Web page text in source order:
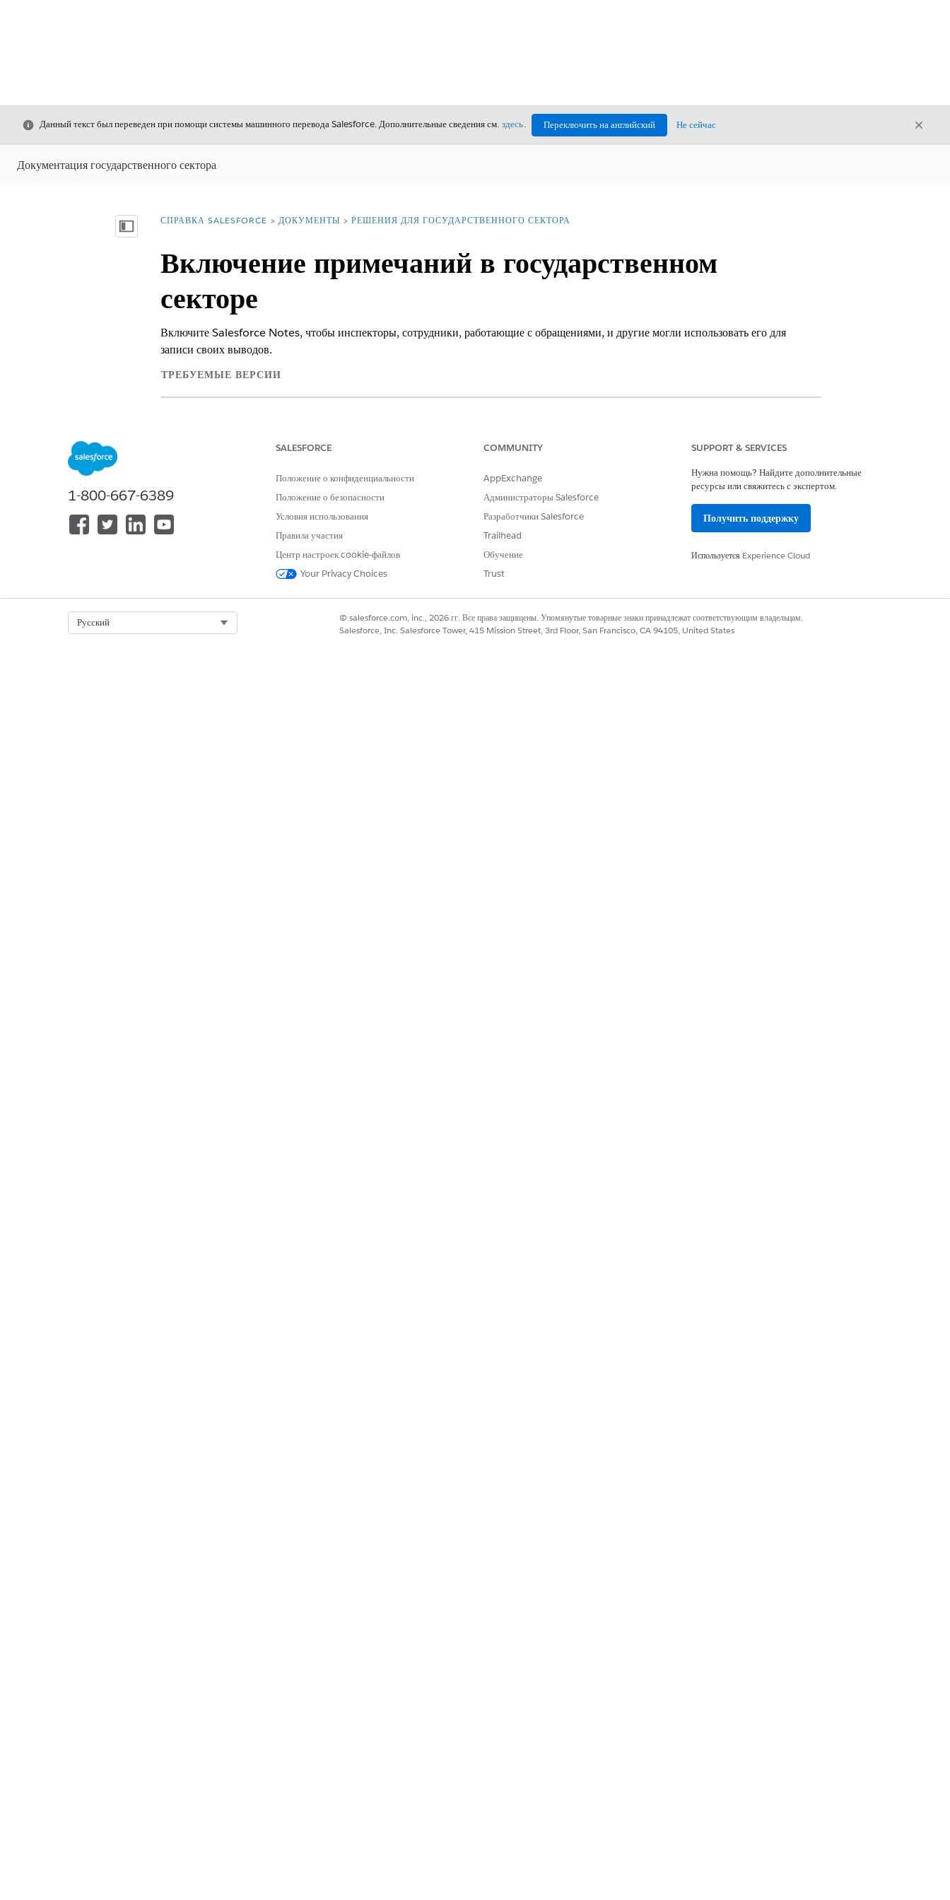
Закрыть
Данный текст был переведен при помощи системы машинного перевода Salesforce. Дополнительные сведения см. здесь. Переключить на английский Не сейчас
Документация государственного сектора
Показать содержание
Вы находитесь здесь:
СПРАВКА SALESFORCE ДОКУМЕНТЫ РЕШЕНИЯ ДЛЯ ГОСУДАРСТВЕННОГО СЕКТОРА
Включение примечаний в государственном
секторе
Включите Salesforce Notes, чтобы инспекторы, сотрудники, работающие с обращениями, и другие могли использовать его для
записи своих выводов.
ТРЕБУЕМЫЕ ВЕРСИИ
НЕОБХОДИМЫЕ ПОЛНОМОЧИЯ ПОЛЬЗОВАТЕЛЯ
Просмотр настройки и конфигурации И настройка приложения
Примечания»в поле «Быстрый поиск» меню «Настройка» и выберите пункт «Параметры примечаний
Включить примечания
Оставьте свой отзыв, чтобы мы могли стать лучше!
1-800-667-6389
SALESFORCE
Положение о конфиденциальности
Положение о безопасности
Условия использования
Правила участия
Центр настроек cookie-файлов
Your Privacy Choices
COMMUNITY
AppExchange
Администраторы Salesforce
Разработчики Salesforce
Trailhead
Обучение
Trust
SUPPORT & SERVICES
Нужна помощь? Найдите дополнительные
ресурсы или свяжитесь с экспертом.
Получить поддержку
Используется Experience Cloud
Русский
© salesforce.com, inc., 2026 гг. Все права защищены. Упомянутые товарные знаки принадлежат соответствующим владельцам.
Salesforce, Inc. Salesforce Tower, 415 Mission Street, 3rd Floor, San Francisco, CA 94105, United States